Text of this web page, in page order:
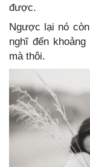
được.
Ngược lại nó
nghĩ đến
mà thôi.